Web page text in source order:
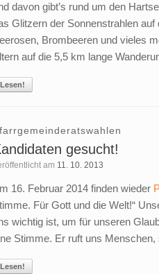
davon gibt’s rund um den
Glitzern der Sonnenstrahlen
Brombeeren und vieles
auf die 5,5 km lange
Lesen!
gesucht!
am 11. 10. 2013
16. Februar 2014 finden wieder
Für Gott und die Welt!“
wichtig ist, um für unseren
Stimme. Er ruft uns
Lesen!